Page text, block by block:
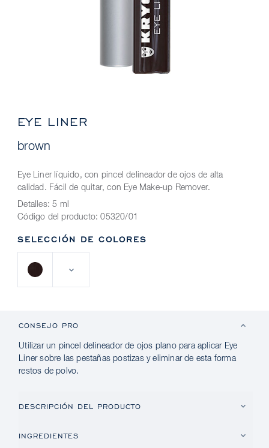
EYE LINER
brown
Eye Liner líquido, con pincel delineador de ojos de alta
calidad. Fácil de quitar, con Eye Make-up Remover.
Detalles:5 ml
Código del producto:05320/01
SELECCIÓN DE COLORES
CONSEJO PRO
Utilizar un pincel delineador de ojos plano para aplicar Eye
Liner sobre las pestañas postizas y eliminar de esta forma
restos de polvo.
DESCRIPCIÓN DEL PRODUCTO
INGREDIENTES